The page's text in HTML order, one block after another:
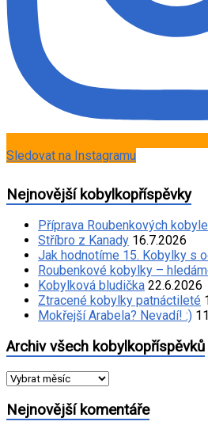
Sledovat na Instagramu
Nejnovější kobylkopříspěvky
Příprava Roubenkových
Stříbro z Kanady 16.7.2026
Jak hodnotíme 15. Kobylky s
Roubenkové kobylky –
Kobylková bludička 22.6.2026
Ztracené kobylky patnáctileté
Mokřejší Arabela? Nevadí! :)
Archiv všech kobylkopříspěvků
Archiv
kobylkopříspěvků
Nejnovější komentáře